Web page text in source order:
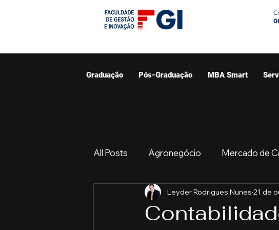
Graduação Pós-Graduação MBA Smart
All Posts Agronegócio Mercado de
Graduação Resumo do Mercado
Leyder Rodrigues Nunes 21 de